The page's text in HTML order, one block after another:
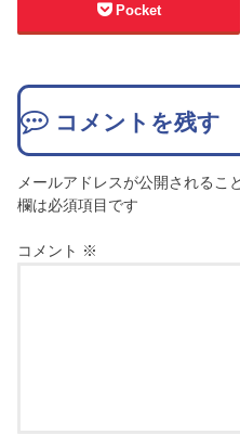
Pocket
コメントを残す
メールアドレスが公開されるこ
欄は必須項目です
コメント ※